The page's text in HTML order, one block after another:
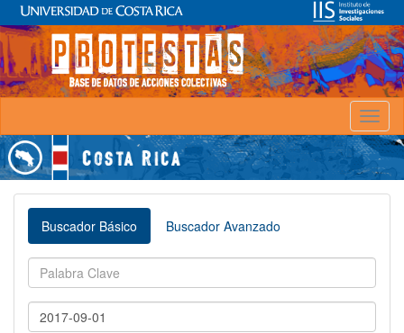
Buscador Básico Buscador Avanzado